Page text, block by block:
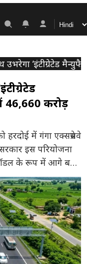
उभरेगा ‘इंटीग्रेटेड
46,660 करोड़
हरदोई में गंगा एक्सप्रेसवे
इस परियोजना
मॉडल के रूप में आगे बढ़ा
को औद्योगिक
मैन्युफैक्चरिंग एंड